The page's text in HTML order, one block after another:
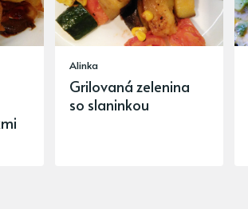
Alinka
Grilovaná zelenina
so slaninkou